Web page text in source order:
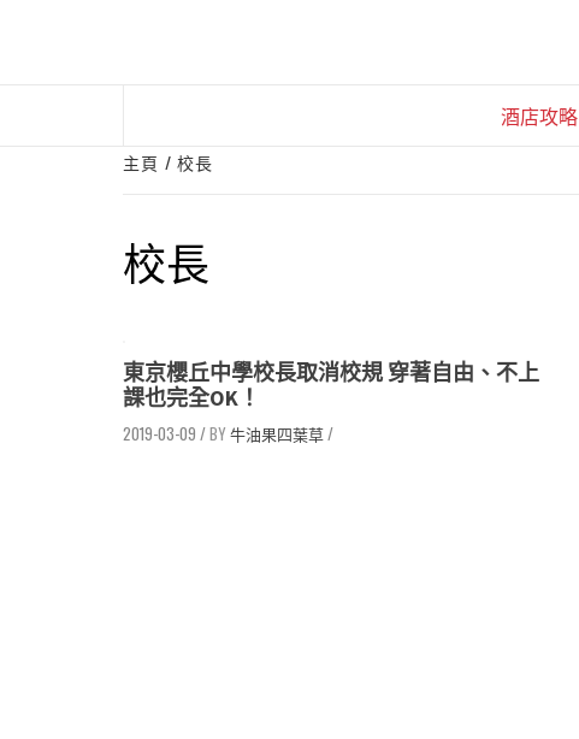
酒店攻略
主頁 校長
校長
東京櫻丘中學校長取消校規 穿著自由、不上
課也完全OK！
2019-03-09 / 牛油果四葉草/